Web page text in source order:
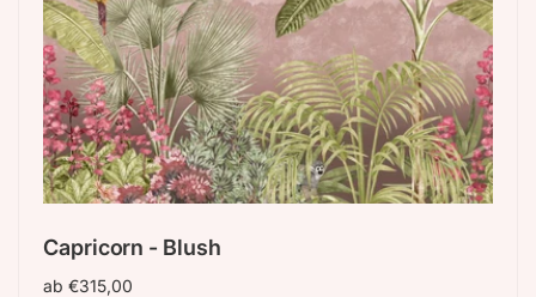
Capricorn - Blush
Normaler
ab €315,00